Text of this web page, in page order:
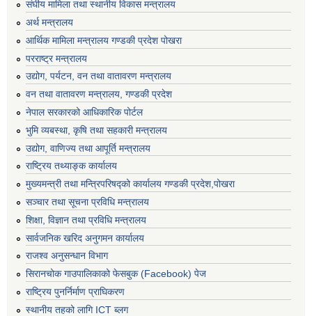
संघीय मामिला तथा स्थानीय विकास मन्त्रालय
अर्थ मन्त्रालय
आर्थिक मामिला मन्त्रालय गण्डकी प्रदेश पोखरा
परराष्ट्र मन्त्रालय
उद्योग, पर्यटन, वन तथा वातावरण मन्त्रालय
वन तथा वातावरण मन्त्रालय, गण्डकी प्रदेश
नेपाल सरकारको आधिकारिक पोर्टल
भुमि व्यबस्था, कृषि तथा सहकारी मन्त्रालय
उद्योग, वाणिज्य तथा आपूर्ति मन्त्रालय
राष्ट्रिय तथ्याङ्क कार्यालय
मुख्यमन्त्री तथा मन्त्रिपरिषद्को कार्यालय गण्डकी प्रदेश,पोखरा
सञ्‍चार तथा सूचना प्रविधि मन्त्रालय
शिक्षा, विज्ञान तथा प्रविधि मन्त्रालय
सार्वजनिक खरिद अनुगमन कार्यालय
राजश्व अनुसन्धान विभाग
सिरानचोक गाउपालिकाको फेसबुक (Facebook) पेज
राष्ट्रिय पुनर्निर्माण प्राघिकरण
स्थानीय तहको लागि ICT ब्लग